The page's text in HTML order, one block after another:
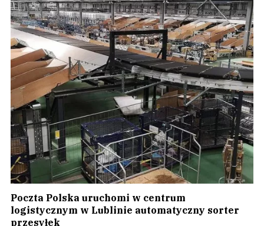
Poczta Polska uruchomi w centrum
logistycznym w Lublinie automatyczny sorter
przesyłek